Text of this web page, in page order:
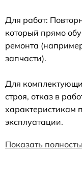
Для работ:
который прямо
ремонта
запчасти).
Для
строя, отказ в
характеристикам
эксплуатации.
Показать